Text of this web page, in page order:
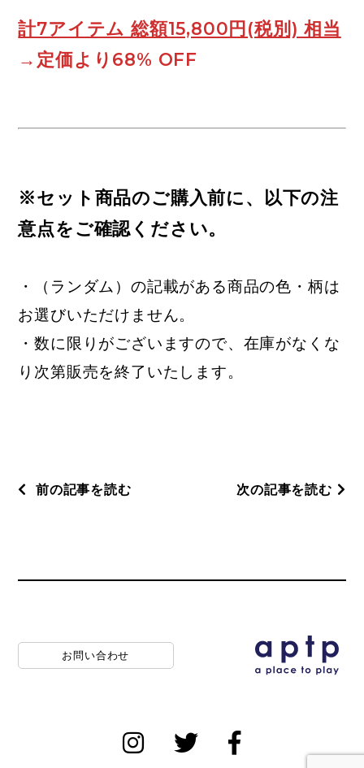
計7アイテム 総額15,800円(税別) 相当
→定価より68% OFF
※セット商品のご購入前に、以下の注
意点をご確認ください。
・（ランダム）の記載がある商品の色・柄は
お選びいただけません。
・数に限りがございますので、在庫がなくな
り次第販売を終了いたします。
前の記事を読む 次の記事を読む
お問い合わせ